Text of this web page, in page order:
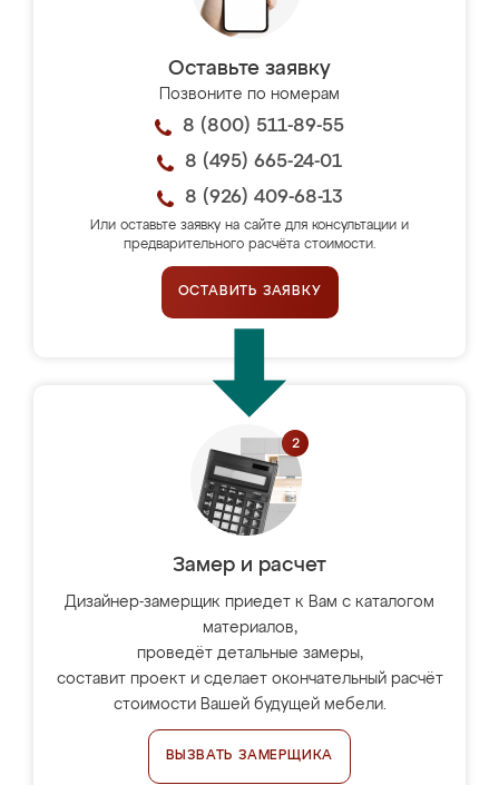
Оставьте заявку
Позвоните по номерам
8 (800) 511-89-55
8 (495) 665-24-01
8 (926) 409-68-13
Или оставьте заявку на сайте для консультации и
предварительного расчёта стоимости.
ОСТАВИТЬ ЗАЯВКУ
Замер и расчет
Дизайнер-замерщик приедет к Вам с каталогом
материалов,
проведёт детальные замеры,
составит проект и сделает окончательный расчёт
стоимости Вашей будущей мебели.
ВЫЗВАТЬ ЗАМЕРЩИКА